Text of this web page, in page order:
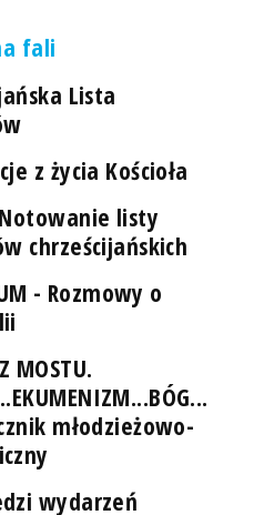
fali
Lista
z życia Kościoła
Notowanie listy
chrześcijańskich
- Rozmowy o
MOSTU.
młodzieżowo-
wydarzeń